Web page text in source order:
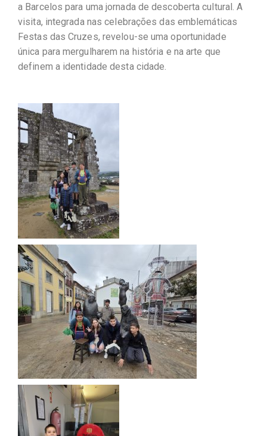
a Barcelos para uma jornada de descoberta cultural. A
visita, integrada nas celebrações das emblemáticas
Festas das Cruzes, revelou-se uma oportunidade
única para mergulharem na história e na arte que
definem a identidade desta cidade.